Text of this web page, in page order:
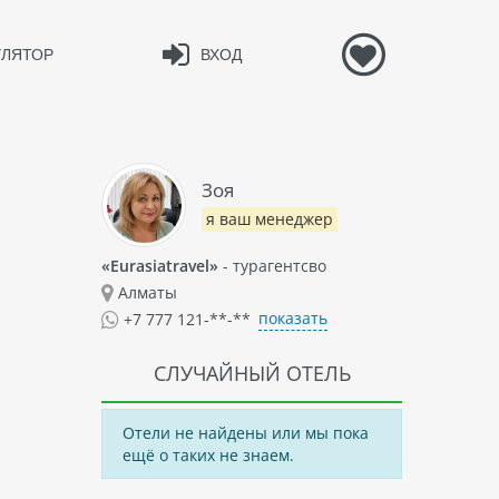
ВХОД
Зоя
я ваш менеджер
«Eurasiatravel» - турагентсво
Алматы
+7 777 121-**-** показать
СЛУЧАЙНЫЙ ОТЕЛЬ
Отели не найдены или мы пока
ещё о таких не знаем.